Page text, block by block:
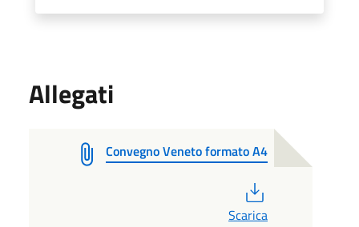
Allegati
Convegno Veneto formato A4
Scarica